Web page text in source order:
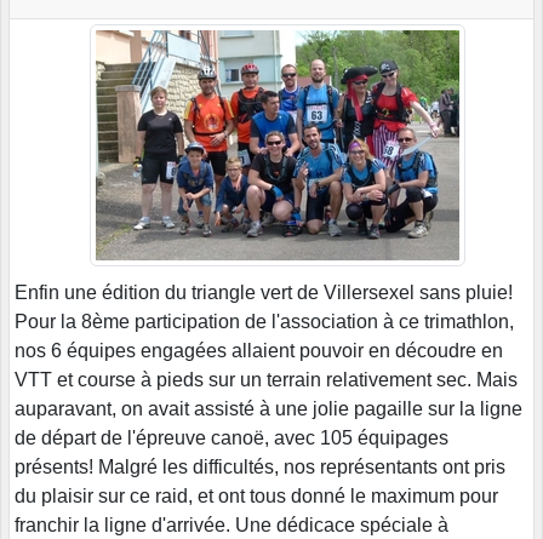
Enfin une édition du triangle vert de Villersexel sans pluie!
Pour la 8ème participation de l'association à ce trimathlon,
nos 6 équipes engagées allaient pouvoir en découdre en
VTT et course à pieds sur un terrain relativement sec. Mais
auparavant, on avait assisté à une jolie pagaille sur la ligne
de départ de l'épreuve canoë, avec 105 équipages
présents! Malgré les difficultés, nos représentants ont pris
du plaisir sur ce raid, et ont tous donné le maximum pour
franchir la ligne d'arrivée. Une dédicace spéciale à